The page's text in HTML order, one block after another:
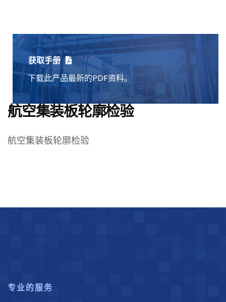
获取手册
下载此产品最新的PDF资料。
航空集装板轮廓检验
航空集装板轮廓检验
专业的服务